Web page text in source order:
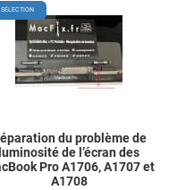
Compare
SÉLECTION
du problème de
luminosité de l’écran des
Pro A1706, A1707 et
A1708